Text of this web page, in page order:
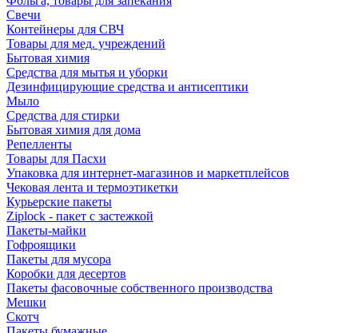
Свечи
Контейнеры для СВЧ
Товары для мед. учреждений
Бытовая химия
Средства для мытья и уборки
Дезинфицирующие средства и антисептики
Мыло
Средства для стирки
Бытовая химия для дома
Репелленты
Товары для Пасхи
Упаковка для интернет-магазинов и маркетплейсов
Чековая лента и термоэтикетки
Курьерские пакеты
Ziplock - пакет с застежкой
Пакеты-майки
Гофроящики
Пакеты для мусора
Коробки для десертов
Пакеты фасовочные собственного производства
Мешки
Скотч